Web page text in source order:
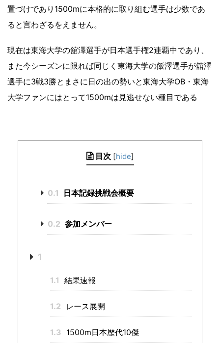
置づけであり1500mに本格的に取り組む選手は少数であ
ると言わざるをえません。
現在は東海大学の舘澤選手が日本選手権2連覇中であり、
また今シーズンに限れば同じく東海大学の飯澤選手が舘澤
選手に3戦3勝とまさに日の出の勢いと東海大学OB・東海
大学ファンにはとって1500mは見逃せない種目である
目次 [hide]
0.1 日本記録挑戦会概要
0.2 参加メンバー
1
1.1 結果速報
1.2 レース展開
1.3 1500m日本歴代10傑